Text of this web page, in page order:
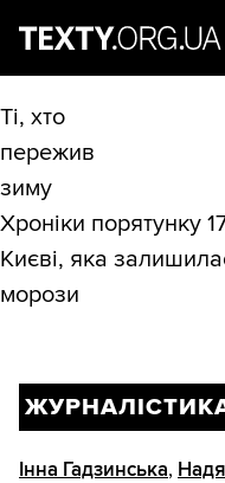
Інна Гадзинська,
Ті, хто
пережив
зиму
Хроніки порятунку
Києві, яка
морози